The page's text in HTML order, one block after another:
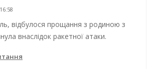
відбулося прощання з родиною з
внаслідок ракетної атаки.